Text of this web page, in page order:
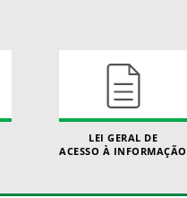
LEI GERAL DE
ACESSO À INFORMAÇÃO